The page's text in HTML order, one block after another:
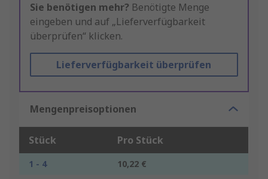
Sie benötigen mehr? Benötigte Menge
eingeben und auf „Lieferverfügbarkeit
überprüfen“ klicken.
Lieferverfügbarkeit überprüfen
Mengenpreisoptionen
Stück Pro Stück
1 - 4
10,22 €